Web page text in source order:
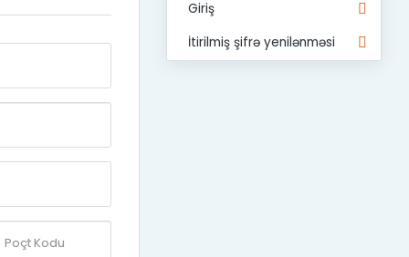
Giriş
İtirilmiş şifrə yenilənməsi